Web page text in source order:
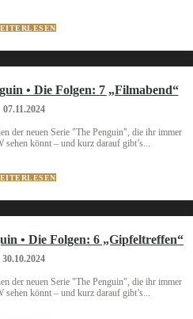
• Die Folgen: 7 „Filmabend“
07.11.2024
der neuen Serie "The Penguin", die ihr immer
könnt – und kurz darauf gibt’s...
• Die Folgen: 6 „Gipfeltreffen“
30.10.2024
der neuen Serie "The Penguin", die ihr immer
könnt – und kurz darauf gibt’s...